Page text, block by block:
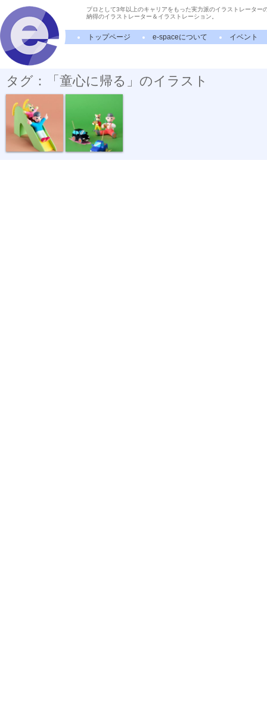
プロとして3年以上のキャリアをもった実力派のイラストレーター
納得のイラストレーター＆イラストレーション。
トップページ e-spaceについて イベント
タグ：「童心に帰る」のイラスト
すべり台 ラジコン操縦